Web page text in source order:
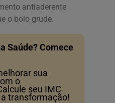
antiaderente
o bolo grude.
Saúde? Comece
sua
o
seu IMC
transformação!